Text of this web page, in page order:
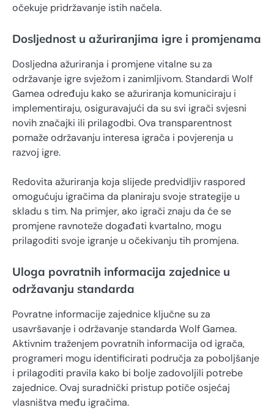
očekuje pridržavanje istih načela.
Dosljednost u ažuriranjima igre i promjenama
Dosljedna ažuriranja i promjene vitalne su za
održavanje igre svježom i zanimljivom. Standardi Wolf
Gamea određuju kako se ažuriranja komuniciraju i
implementiraju, osiguravajući da su svi igrači svjesni
novih značajki ili prilagodbi. Ova transparentnost
pomaže održavanju interesa igrača i povjerenja u
razvoj igre.
Redovita ažuriranja koja slijede predvidljiv raspored
omogućuju igračima da planiraju svoje strategije u
skladu s tim. Na primjer, ako igrači znaju da će se
promjene ravnoteže događati kvartalno, mogu
prilagoditi svoje igranje u očekivanju tih promjena.
Uloga povratnih informacija zajednice u
održavanju standarda
Povratne informacije zajednice ključne su za
usavršavanje i održavanje standarda Wolf Gamea.
Aktivnim traženjem povratnih informacija od igrača,
programeri mogu identificirati područja za poboljšanje
i prilagoditi pravila kako bi bolje zadovoljili potrebe
zajednice. Ovaj suradnički pristup potiče osjećaj
vlasništva među igračima.